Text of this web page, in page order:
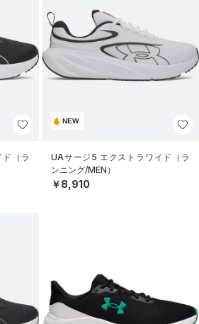
（ラ
NEW
UAサージ5 エクストラワイド（ラ
ンニング/MEN）
￥8,910